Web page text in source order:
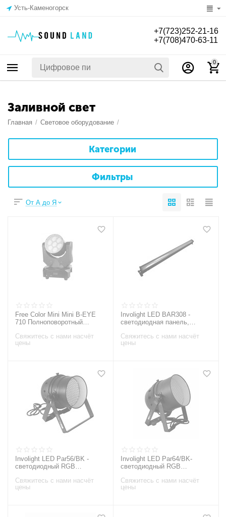
Усть-Каменогорск
+7(723)252-21-16
+7(708)470-63-11
0
Заливной свет
Главная / Световое оборудование /
Категории
Фильтры
От А до Я
Free Color Mini Mini B-EYE
710 Полноповоротный
Свяжитесь с нами насчёт
цены
Involight LED BAR308 -
светодиодная панель,
секций, DMX-512, звук.актив
Свяжитесь с нами насчёт
цены
Involight LED Par56/BK -
светодиодный RGB
активация , DMX-512
Свяжитесь с нами насчёт
цены
Involight LED Par64/BK-
светодиодный RGB
звуковая активация, авто
Свяжитесь с нами насчёт
цены